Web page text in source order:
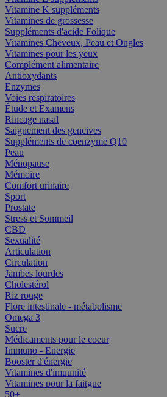
Vitamine K suppléments
Vitamines de grossesse
Suppléments d'acide Folique
Vitamines Cheveux, Peau et Ongles
Vitamines pour les yeux
Complément alimentaire
Antioxydants
Enzymes
Voies respiratoires
Étude et Examens
Rincage nasal
Saignement des gencives
Suppléments de coenzyme Q10
Peau
Ménopause
Mémoire
Comfort urinaire
Sport
Prostate
Stress et Sommeil
CBD
Sexualité
Articulation
Circulation
Jambes lourdes
Cholestérol
Riz rouge
Flore intestinale - métabolisme
Omega 3
Sucre
Médicaments pour le coeur
Immuno - Energie
Booster d'énergie
Vitamines d'imuunité
Vitamines pour la faitgue
50+